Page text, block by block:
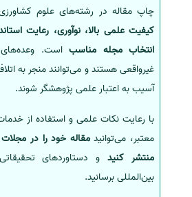
چاپ مقاله در رشته‌های علوم کشاورزی
کیفیت علمی بالا، نوآوری، رعایت
انتخاب مجله مناسب است.
غیرواقعی هستند و می‌توانند منجر به
آسیب به اعتبار علمی پژوهشگر شوند.
با رعایت نکات علمی و استفاده از
معتبر، می‌توانید
منتشر کنیدو دستاوردهای
بین‌المللی برسانید.